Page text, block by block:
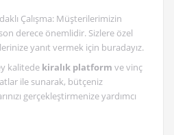
Çalışma: Müşterilerimizin
derece önemlidir. Sizlere özel
yanıt vermek için buradayız.
kalitede kiralık platform ve vinç
ile sunarak, bütçeniz
gerçekleştirmenize yardımcı